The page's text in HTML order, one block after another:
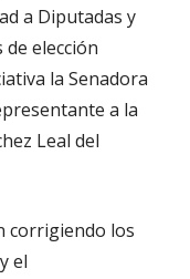
a Diputadas y
elección
la Senadora
a la
Leal del
corrigiendo los
el